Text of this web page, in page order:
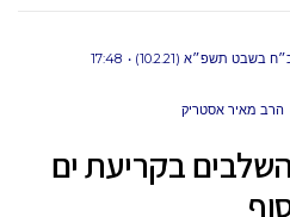
בשבט תשפ״א (10.2.21) 17:48
הרב מאיר אסטריק
השלבים בקריעת ים